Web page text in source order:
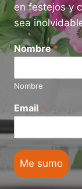
en festejos y
sea
Nombre*
Nombre
Email *
Me sumo